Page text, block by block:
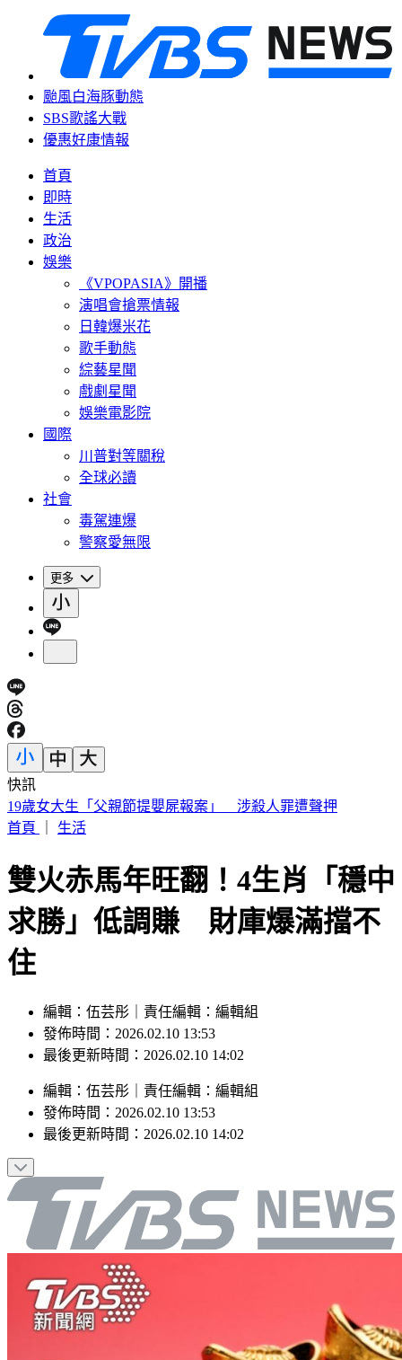
颱風白海豚動態
SBS歌謠大戰
優惠好康情報
首頁
即時
生活
政治
娛樂
《VPOPASIA》開播
演唱會搶票情報
日韓爆米花
歌手動態
綜藝星聞
戲劇星聞
娛樂電影院
國際
川普對等關稅
全球必讀
社會
毒駕連爆
警察愛無限
更多
快訊
來辯論啊！鞭刑公投藍白分歧？黃國昌：白委將先4對4辯論
首頁
生活
雙火赤馬年旺翻！4生肖「穩中
求勝」低調賺 財庫爆滿擋不
住
編輯：伍芸彤｜責任編輯：編輯組
發佈時間：2026.02.10 13:53
最後更新時間：2026.02.10 14:02
編輯 ： 伍芸彤 責任編輯 ： 編輯組
發佈時間： 2026.02.10 13:53
最後更新時間： 2026.02.10 14:02